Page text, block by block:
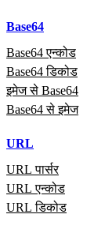
Base64
Base64 एन्कोड
Base64 डिकोड
इमेज से Base64
Base64 से इमेज
URL
URL पार्सर
URL एन्कोड
URL डिकोड